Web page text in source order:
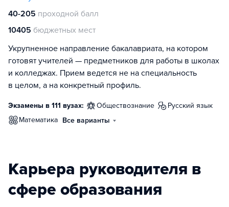
40-205 проходной балл
10405 бюджетных мест
Укрупненное направление бакалавриата, на котором
готовят учителей — предметников для работы в школах
и колледжах. Прием ведется не на специальность
в целом, а на конкретный профиль.
Экзамены в 111 вузах: обществознание
русский язык
математика Все варианты
Карьера руководителя в
сфере образования